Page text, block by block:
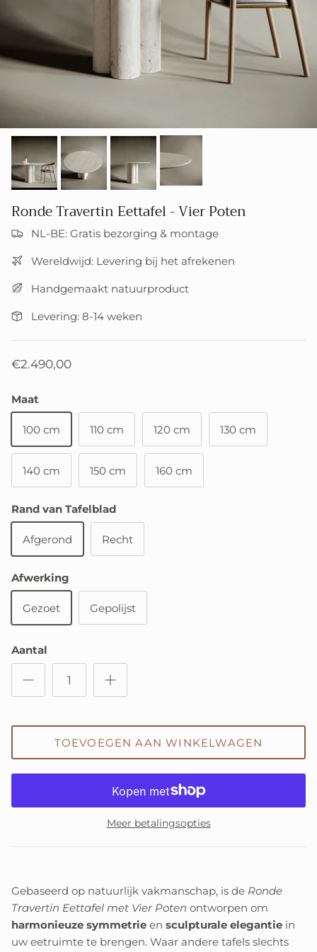
Ronde Travertin Eettafel - Vier Poten
NL-BE: Gratis bezorging & montage
Wereldwijd: Levering bij het afrekenen
Handgemaakt natuurproduct
Levering: 8-14 weken
€2.490,00
Maat
100 cm 110 cm 120 cm 130 cm
140 cm 150 cm 160 cm
Rand van Tafelblad
Afgerond Recht
Afwerking
Gezoet Gepolijst
Aantal
TOEVOEGEN AAN WINKELWAGEN
Meer betalingsopties
Gebaseerd op natuurlijk vakmanschap, is de Ronde
Travertin Eettafel met Vier Poten ontworpen om
harmonieuze symmetrie en sculpturale elegantie in
uw eetruimte te brengen. Waar andere tafels slechts